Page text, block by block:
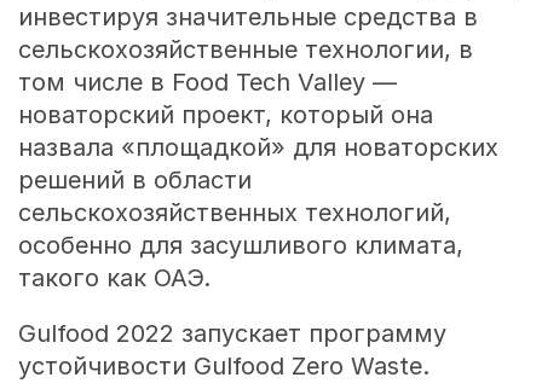
инвестируя значительные средства в
сельскохозяйственные технологии, в
том числе в Food Tech Valley —
новаторский проект, который она
назвала «площадкой» для новаторских
решений в области
сельскохозяйственных технологий,
особенно для засушливого климата,
такого как ОАЭ.
Gulfood 2022 запускает программу
устойчивости Gulfood Zero Waste.